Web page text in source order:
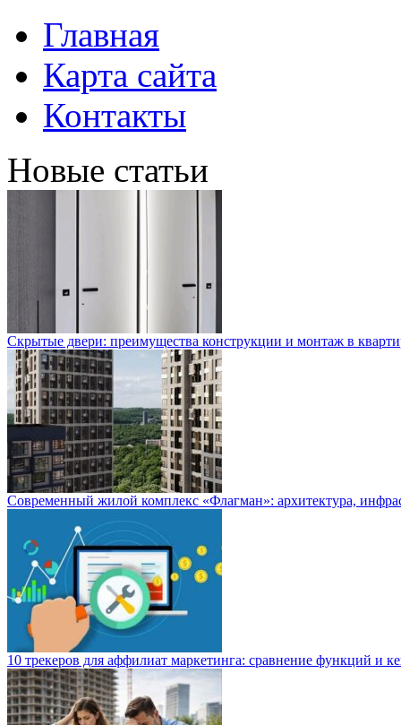
Главная
Карта сайта
Контакты
Новые статьи
Скрытые двери: преимущества конструкции и монтаж в
Современный жилой комплекс «Флагман»: архитектура,
10 трекеров для аффилиат маркетинга: сравнение функций и